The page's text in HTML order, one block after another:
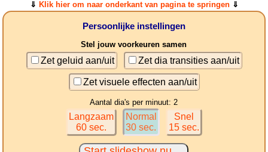
⇓ Klik hier om naar onderkant van pagina te springen⇓
Persoonlijke instellingen
Stel jouw voorkeuren samen
Zet geluid aan/uit Zet dia transities aan/uit
Zet visuele effecten aan/uit
Aantal dia's per minuut: 2
Langzaam
60 sec.
Normal
30 sec.
Snel
15 sec.